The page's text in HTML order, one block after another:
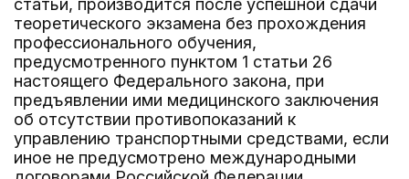
статьи, производится после успешной сдачи
теоретического экзамена без прохождения
профессионального обучения,
предусмотренного пунктом 1 статьи 26
настоящего Федерального закона, при
предъявлении ими медицинского заключения
об отсутствии противопоказаний к
управлению транспортными средствами, если
иное не предусмотрено международными